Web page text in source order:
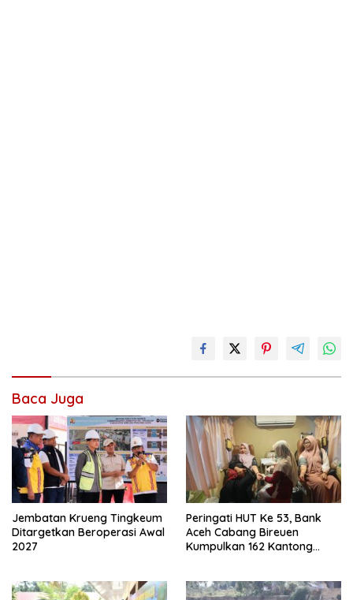
Baca Juga
Jembatan Krueng Tingkeum
Ditargetkan Beroperasi Awal
2027
Peringati HUT Ke 53, Bank
Aceh Cabang Bireuen
Kumpulkan 162 Kantong